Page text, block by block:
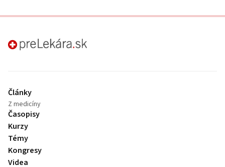
preLekára.sk
Články
Z medicíny
Časopisy
Kurzy
Témy
Kongresy
Videa